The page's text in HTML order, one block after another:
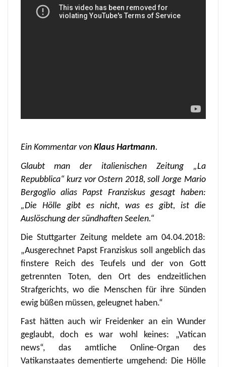
Ein Kommentar vonKlaus Hartmann.
Glaubt man der italienischen Zeitung „La
Repubblica“ kurz vor Ostern 2018, soll Jorge Mario
Bergoglio alias Papst Franziskus gesagt haben:
„Die Hölle gibt es nicht, was es gibt, ist die
Auslöschung der sündhaften Seelen.“
Die Stuttgarter Zeitung meldete am 04.04.2018:
„Ausgerechnet Papst Franziskus soll angeblich das
finstere Reich des Teufels und der von Gott
getrennten Toten, den Ort des endzeitlichen
Strafgerichts, wo die Menschen für ihre Sünden
ewig büßen müssen, geleugnet haben.“
Fast hätten auch wir Freidenker an ein Wunder
geglaubt, doch es war wohl keines: „Vatican
news“, das amtliche Online-Organ des
Vatikanstaates dementierte umgehend: Die Hölle